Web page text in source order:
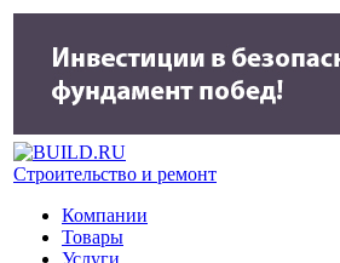
Строительство и ремонт
Компании
Товары
Услуги